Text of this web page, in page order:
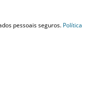
pessoais seguros. Política